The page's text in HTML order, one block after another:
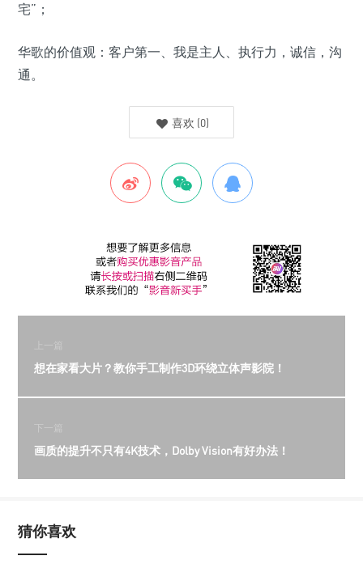
宅”；
华歌的价值观：客户第一、我是主人、执行力，诚信，沟
通。
喜欢 (0)
上一篇
想在家看大片？教你手工制作3D环绕立体声影院！
下一篇
画质的提升不只有4K技术，Dolby Vision有好办法！
猜你喜欢